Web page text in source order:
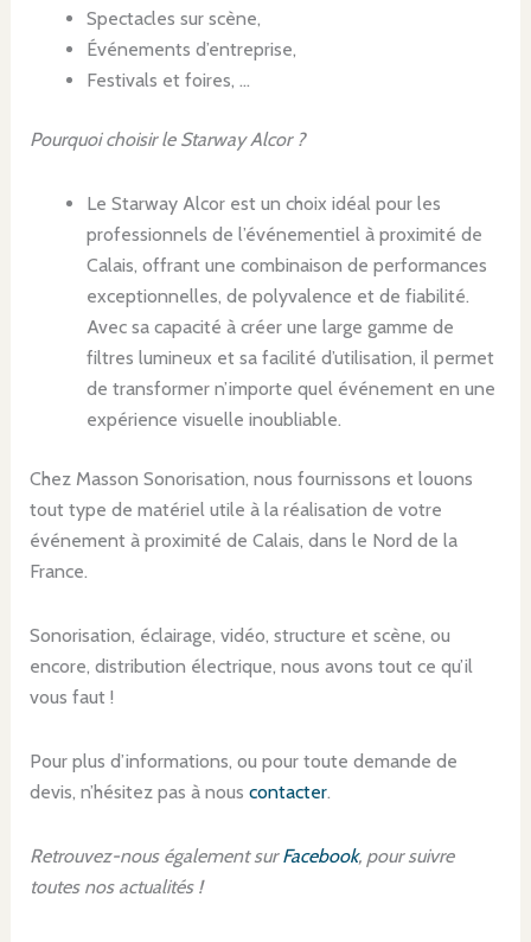
Spectacles sur scène,
Événements d’entreprise,
Festivals et foires, …
Pourquoi choisir le Starway Alcor ?
Le Starway Alcor est un choix idéal pour les
professionnels de l’événementiel à proximité de
Calais, offrant une combinaison de performances
exceptionnelles, de polyvalence et de fiabilité.
Avec sa capacité à créer une large gamme de
filtres lumineux et sa facilité d’utilisation, il permet
de transformer n’importe quel événement en une
expérience visuelle inoubliable.
Chez Masson Sonorisation, nous fournissons et louons
tout type de matériel utile à la réalisation de votre
événement à proximité de Calais, dans le Nord de la
France.
Sonorisation, éclairage, vidéo, structure et scène, ou
encore, distribution électrique, nous avons tout ce qu’il
vous faut !
Pour plus d’informations, ou pour toute demande de
devis, n’hésitez pas à nous contacter.
Retrouvez-nous également surFacebook, pour suivre
toutes nos actualités !